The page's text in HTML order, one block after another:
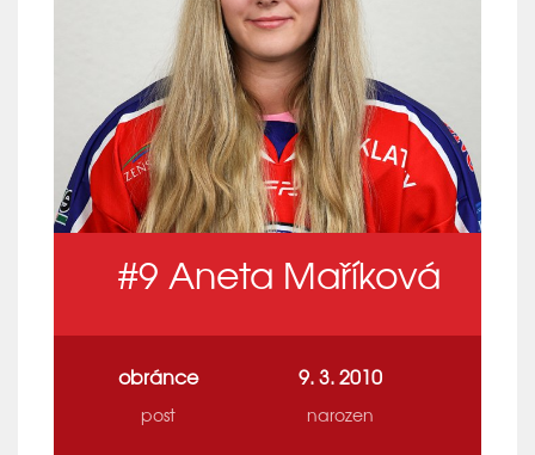
#9 Aneta Maříková
obránce
post
9. 3. 2010
narozen